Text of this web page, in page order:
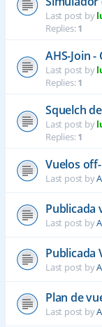
Last post by
Replies:1
AHS-Join
Last post by
Replies:1
Squelch
Last post by
Replies:1
Vuelos
Last post by
Publicada
Last post by
Publicada
Last post by
Plan de
Last post by